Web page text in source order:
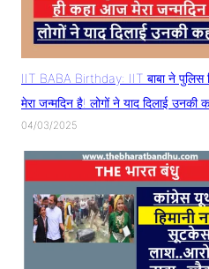
IIT BABA Birthday: IIT बाबा ने पुलिस
मेरा जन्मदिन है! लोगों ने याद दिलाई उनकी
04/03/2025